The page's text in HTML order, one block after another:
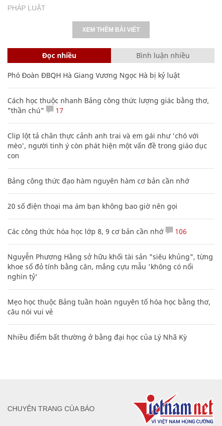
PHÁP LUẬT
XEM THÊM BÀI VIẾT
Đọc nhiều Bình luận nhiều
Phó Đoàn ĐBQH Hà Giang Vương Ngọc Hà bị kỷ luật
Cách học thuộc nhanh Bảng công thức lượng giác bằng thơ,
"thần chú"
17
Clip lột tả chân thực cảnh anh trai và em gái như 'chó với
mèo', người tinh ý còn phát hiện một vấn đề trong giáo dục
con
Bảng công thức đạo hàm nguyên hàm cơ bản cần nhớ
20 số điện thoại ma ám bạn không bao giờ nên gọi
Các công thức hóa học lớp 8, 9 cơ bản cần nhớ 106
Nguyễn Phương Hằng sở hữu khối tài sản "siêu khủng", từng
khoe sổ đỏ tính bằng cân, mắng cựu mẫu 'không có nổi
nghìn tỷ'
Mẹo học thuộc Bảng tuần hoàn nguyên tố hóa học bằng thơ,
câu nói vui vẻ
Nhiều điểm bất thường ở bằng đại học của Lý Nhã Kỳ
CHUYÊN TRANG CỦA BÁO